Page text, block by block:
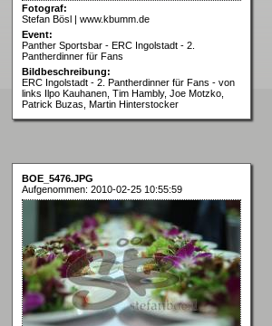
Fotograf:
Stefan Bösl | www.kbumm.de
Event:
Panther Sportsbar - ERC Ingolstadt - 2.
Pantherdinner für Fans
Bildbeschreibung:
ERC Ingolstadt - 2. Pantherdinner für Fans - von
links Ilpo Kauhanen, Tim Hambly, Joe Motzko,
Patrick Buzas, Martin Hinterstocker
BOE_5476.JPG
Aufgenommen: 2010-02-25 10:55:59